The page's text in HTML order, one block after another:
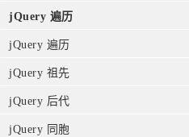
jQuery 遍历
jQuery 遍历
jQuery 祖先
jQuery 后代
jQuery 同胞